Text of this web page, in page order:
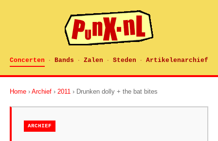
Concerten · Bands · Zalen · Steden · Artikelenarchief
Home › Archief › 2011 › Drunken dolly + the bat bites
ARCHIEF